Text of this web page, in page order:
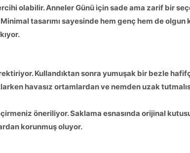
olabilir. Anneler Günü için sade ama zarif bir
tasarımı sayesinde hem genç hem de olgun
Kullandıktan sonra yumuşak bir bezle
havasız ortamlardan ve nemden uzak
öneriliyor. Saklama esnasında orijinal
korunmuş oluyor.